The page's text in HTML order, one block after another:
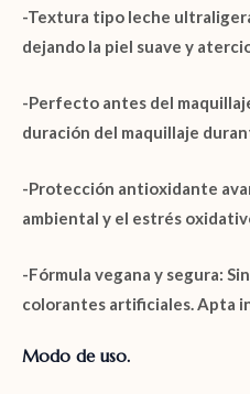
-Textura tipo leche
dejando la piel suave y
-Perfecto antes del
duración del maquillaje
-Protección antioxidante
ambiental y el estrés
-Fórmula vegana y segura:
colorantes artificiales. Apta
Modo de uso.